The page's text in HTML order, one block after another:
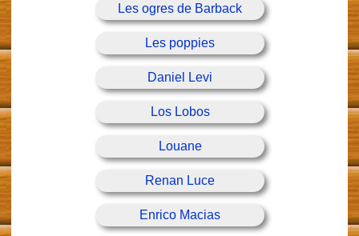
Les ogres de Barback
Les poppies
Daniel Levi
Los Lobos
Louane
Renan Luce
Enrico Macias